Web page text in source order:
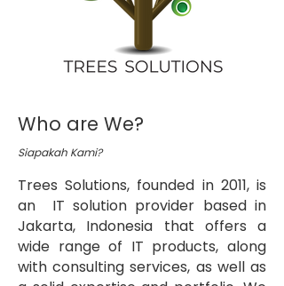
Who are We?
Siapakah Kami?
Trees Solutions, founded in 2011, is
an IT solution provider based in
Jakarta, Indonesia that offers a
wide range of IT products, along
with consulting services, as well as